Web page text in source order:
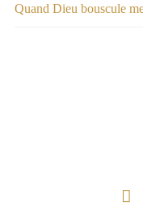
Quand Dieu bouscule